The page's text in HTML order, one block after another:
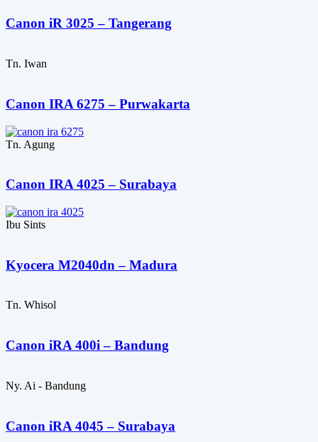
Canon iR 3025 – Tangerang
Tn. Iwan
Canon IRA 6275 – Purwakarta
Tn. Agung
Canon IRA 4025 – Surabaya
Ibu Sints
Kyocera M2040dn – Madura
Tn. Whisol
Canon iRA 400i – Bandung
Ny. Ai - Bandung
Canon iRA 4045 – Surabaya